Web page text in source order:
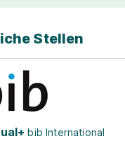
Stellen
bib International